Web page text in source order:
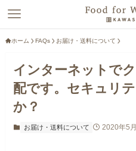
ホーム FAQs お届け・送料について
インターネットで
配です。セキュリ
か？
お届け・送料について 2020年5